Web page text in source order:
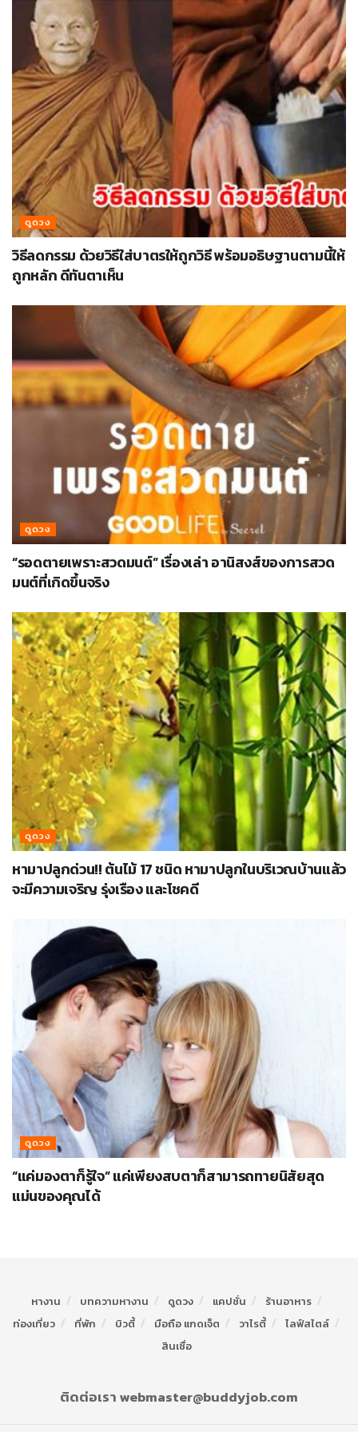
ดูดวง
วิธีลดกรรม ด้วยวิธีใส่บาตรให้ถูกวิธี พร้อมอธิษฐานตามนี้ให้
ถูกหลัก ดีทันตาเห็น
ดูดวง
“รอดตายเพราะสวดมนต์” เรื่องเล่า อานิสงส์ของการสวด
มนต์ที่เกิดขึ้นจริง
ดูดวง
หามาปลูกด่วน!! ต้นไม้ 17 ชนิด หามาปลูกในบริเวณบ้านแล้ว
จะมีความเจริญ รุ่งเรือง และโชคดี
ดูดวง
“แค่มองตาก็รู้ใจ” แค่เพียงสบตาก็สามารถทายนิสัยสุด
แม่นของคุณได้
หางาน บทความหางาน ดูดวง แคปชั่น
ร้านอาหาร
ท่องเที่ยว
ที่พัก บิวตี้ มือถือ แกดเจ็ต วาไรตี้
ไลฟ์สไตล์
สินเชื่อ
ติดต่อเรา webmaster@buddyjob.com